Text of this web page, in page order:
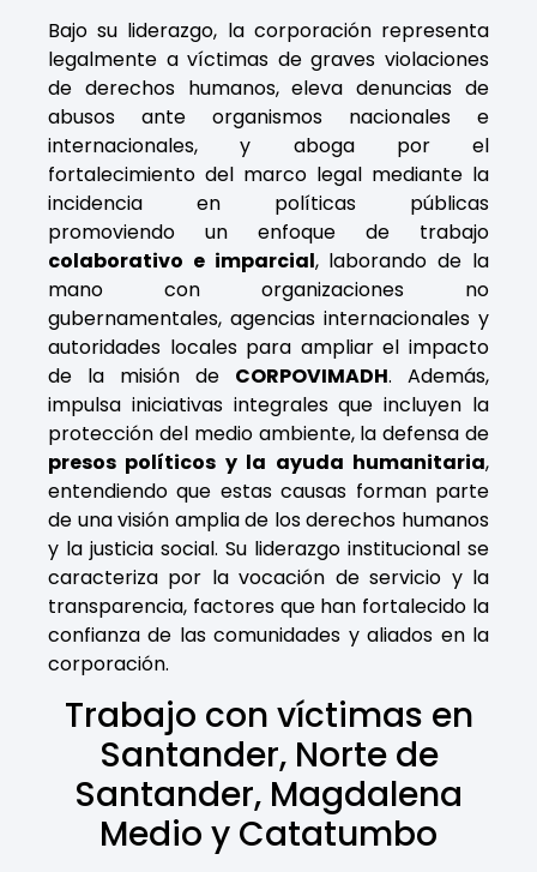
Bajo su liderazgo, la corporación representa
legalmente a víctimas de graves violaciones
de derechos humanos, eleva denuncias de
abusos ante organismos nacionales e
internacionales, y aboga por el
fortalecimiento del marco legal mediante la
incidencia en políticas públicas
promoviendo un enfoque de trabajo
colaborativo e imparcial, laborando de la
mano con organizaciones no
gubernamentales, agencias internacionales y
autoridades locales para ampliar el impacto
de la misión de CORPOVIMADH. Además,
impulsa iniciativas integrales que incluyen la
protección del medio ambiente, la defensa de
presos políticos y la ayuda humanitaria,
entendiendo que estas causas forman parte
de una visión amplia de los derechos humanos
y la justicia social. Su liderazgo institucional se
caracteriza por la vocación de servicio y la
transparencia, factores que han fortalecido la
confianza de las comunidades y aliados en la
corporación.
Trabajo con víctimas en
Santander, Norte de
Santander, Magdalena
Medio y Catatumbo